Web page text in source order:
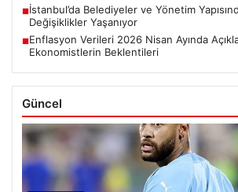
■İstanbul’da Belediyeler ve Yönetim
Değişiklikler Yaşanıyor
■Enflasyon Verileri 2026 Nisan Ayında
Ekonomistlerin Beklentileri
Güncel